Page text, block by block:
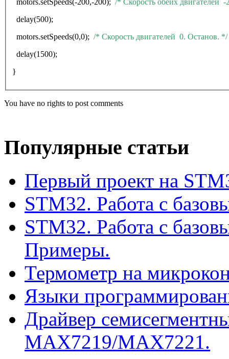
motors.setSpeeds(-200,-200); /* Скорость обеих двигателей
delay(500);
motors.setSpeeds(0,0); /* Скорость двигателей 0. Останов. */
delay(1500);
}
You have no rights to post comments
Популярные статьи
Первый проект на
STM32. Работа с
STM32. Работа с
Примеры.
Термометр на
Языки
Драйвер
MAX7219/MAX7221.